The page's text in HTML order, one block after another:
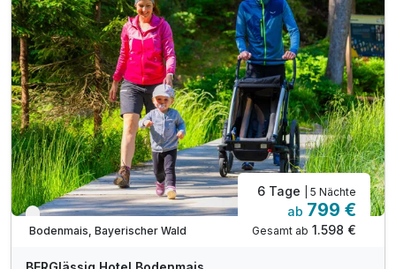
1 x freier Eintritt in den Wald-Wipfel-weg
Nur noch bis September
Bodenmais, Bayerischer Wald
6 Tage | 5 Nächte
ab 799 €
Gesamt ab 1.598 €